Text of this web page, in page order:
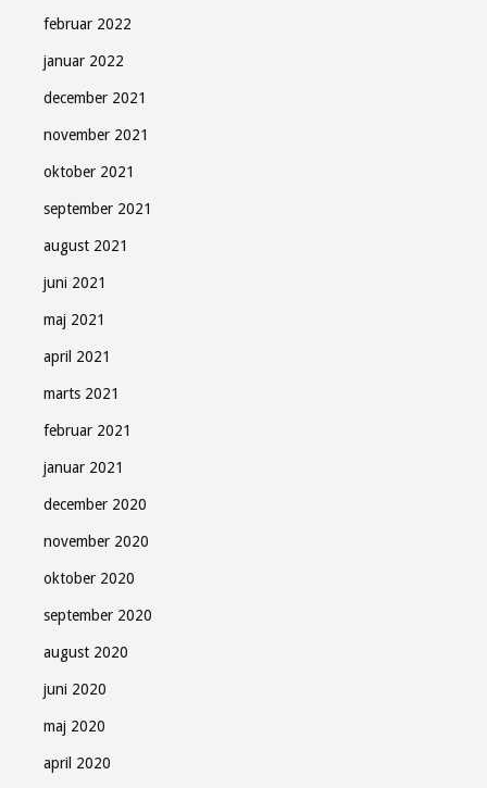
februar 2022
januar 2022
december 2021
november 2021
oktober 2021
september 2021
august 2021
juni 2021
maj 2021
april 2021
marts 2021
februar 2021
januar 2021
december 2020
november 2020
oktober 2020
september 2020
august 2020
juni 2020
maj 2020
april 2020